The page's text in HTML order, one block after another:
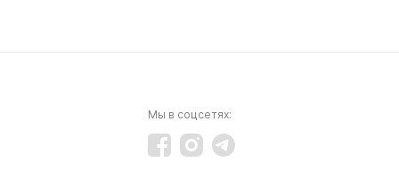
Мы в соцсетях: